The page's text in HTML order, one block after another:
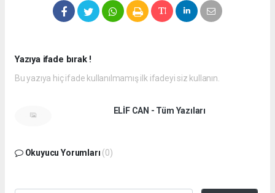
Yazıya ifade bırak !
Bu yazıya hiç ifade kullanılmamış ilk ifadeyi siz kullanın.
ELİF CAN - Tüm Yazıları
Okuyucu Yorumları (0)